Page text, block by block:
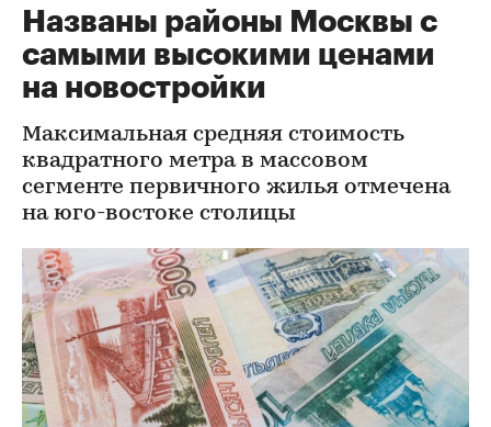
Названы районы Москвы с
самыми высокими ценами
на новостройки
Максимальная средняя стоимость
квадратного метра в массовом
сегменте первичного жилья отмечена
на юго-востоке столицы